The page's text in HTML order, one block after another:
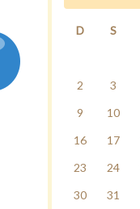
D S
2
3
9
10
16
17
23
24
30
31